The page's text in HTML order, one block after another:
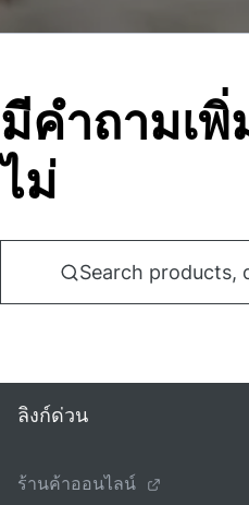
มีคําถามเพิ่
ไม่
Search products,
ลิงก์ด่วน
ร้านค้าออนไลน์